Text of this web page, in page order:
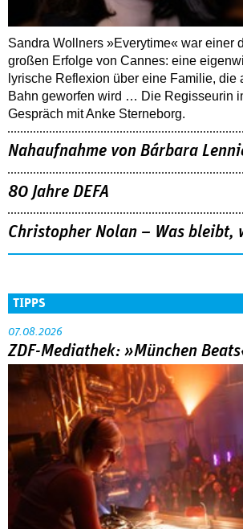
Sandra Wollners »Everytime« war einer
großen Erfolge von Cannes: eine
lyrische Reflexion über eine ­Familie, die
Bahn geworfen wird … Die Regisseurin
Gespräch mit Anke Sterneborg.
Nahaufnahme von Bárbara
80 Jahre DEFA
Christopher Nolan – Was bleibt,
TIPPS
07.08.2026
ZDF-Mediathek: »München